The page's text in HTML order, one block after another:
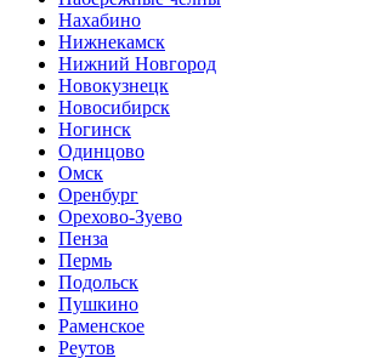
Нахабино
Нижнекамск
Нижний Новгород
Новокузнецк
Новосибирск
Ногинск
Одинцово
Омск
Оренбург
Орехово-Зуево
Пенза
Пермь
Подольск
Пушкино
Раменское
Реутов